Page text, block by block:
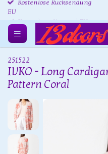
Kostenlose Rücksendung
EU
251522
IVKO - Long
Pattern Coral